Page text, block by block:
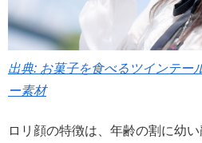
出典: お菓子を食べるツインテー
ー素材
ロリ顔の特徴は、年齢の割に幼